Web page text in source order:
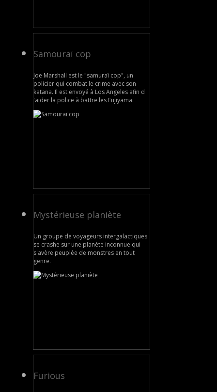
Samouraï cop
Joe Marshall est le "samuraï cop", un
policier qui combat le crime avec son
katana. Il est envoyé à Los Angeles afin d
'aider la police à battre les Fujiyama.
Mystérieuse planiète
Un groupe de voyageurs intergalactiques
se crashe sur une planète inconnue qui
s'avère peuplée de monstres en tout
genre.
Furious